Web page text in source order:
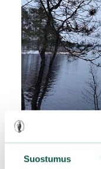
Suostumus